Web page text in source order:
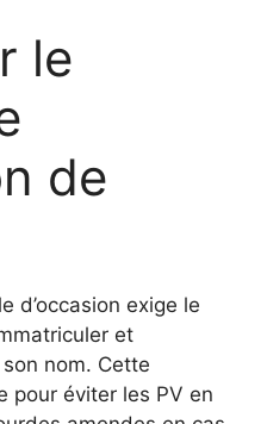
le
de
d’occasion exige le
et
nom. Cette
pour éviter les PV en